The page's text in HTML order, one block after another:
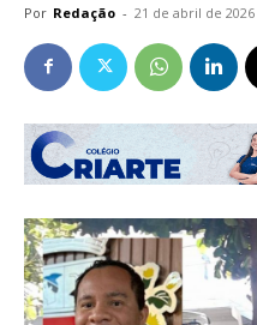
Por Redação - 21 de abril de 2026